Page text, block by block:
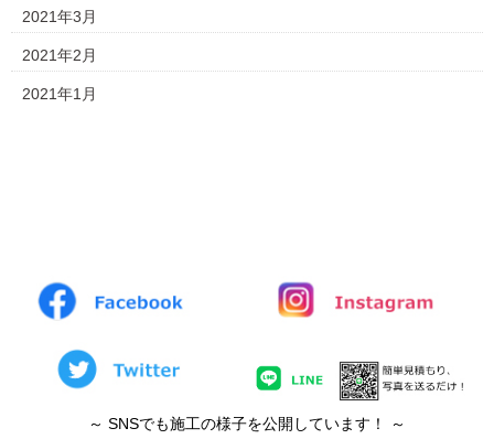
2021年3月
2021年2月
2021年1月
～ SNSでも施工の様子を公開しています！ ～